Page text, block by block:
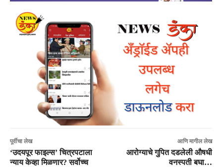
पूर्वीचा लेख
‘उदयपूर फाइल्स’ चित्रपटाला
न्याय केव्हा मिळणार? सर्वोच्च
आणि मागील लेख
आरोग्याचे गुपित दडलेली औषधी
वनस्पती बघा…